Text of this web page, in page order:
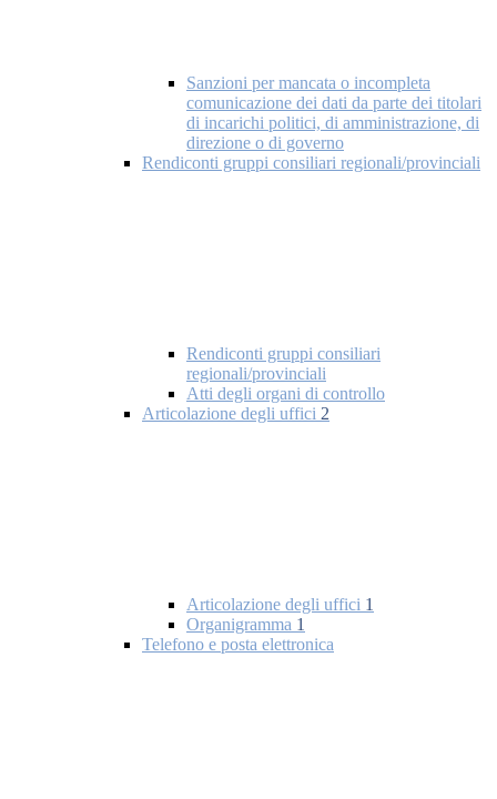
Sanzioni per mancata o incompleta
comunicazione dei dati da parte dei titolari
di incarichi politici, di amministrazione, di
direzione o di governo
Rendiconti gruppi consiliari regionali/provinciali
Rendiconti gruppi consiliari
regionali/provinciali
Atti degli organi di controllo
Articolazione degli uffici 2
Articolazione degli uffici 1
Organigramma 1
Telefono e posta elettronica